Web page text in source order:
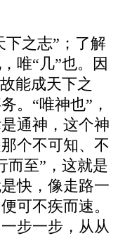
下之志”；了解
唯“几”也。因
能成天下之
。“唯神也”，
通神，这个神
个不可知、不
而至”，这就是
快，像走路一
可不疾而速。
步一步，从从